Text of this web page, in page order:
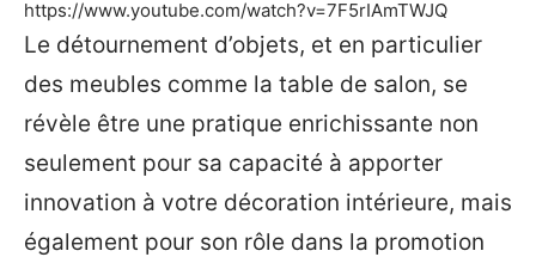
https://www.youtube.com/watch?v=7F5rIAmTWJQ
Le détournement d’objets, et en particulier
des meubles comme la table de salon, se
révèle être une pratique enrichissante non
seulement pour sa capacité à apporter
innovation à votre décoration intérieure, mais
également pour son rôle dans la promotion